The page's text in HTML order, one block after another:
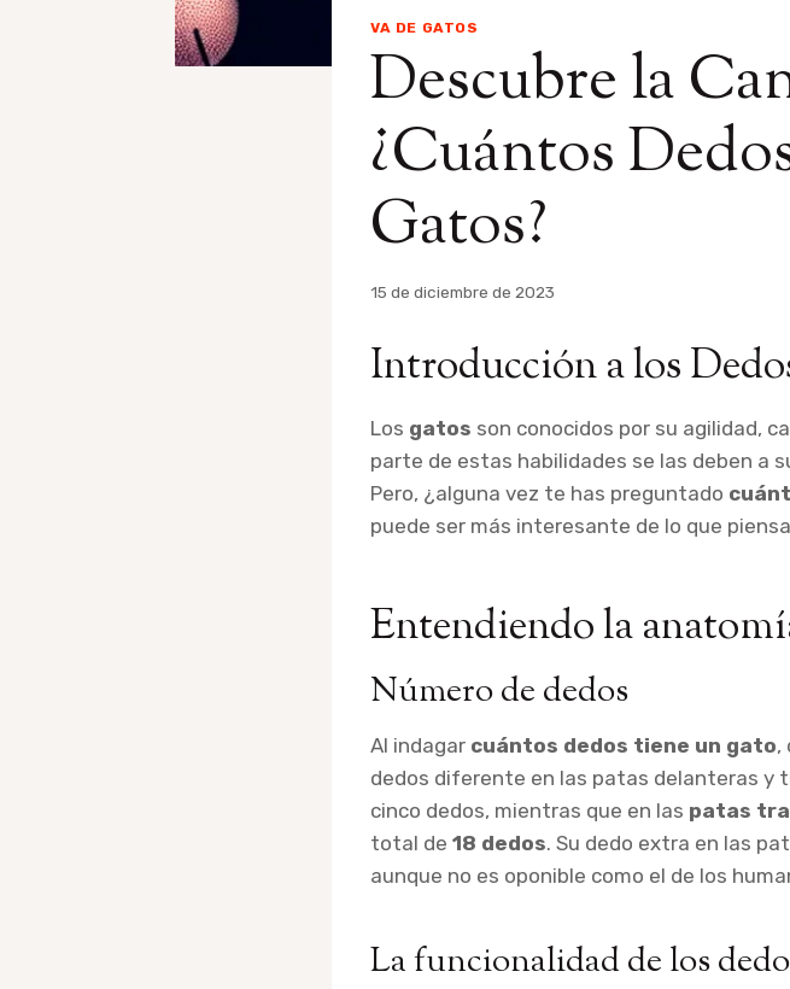
VA DE GATOS
Descubre la
¿Cuántos
Gatos?
Por
15 de diciembre de 2023
Introducción a los
Los gatos son conocidos por su agilidad,
parte de estas habilidades se las deben a
Pero, ¿alguna vez te has preguntado
puede ser más interesante de lo que
Entendiendo la
Número de dedos
Al indagar cuántos dedos tiene un gato,
dedos diferente en las patas delanteras y
cinco dedos, mientras que en las patas
total de 18 dedos. Su dedo extra en las
aunque no es oponible como el de los
La funcionalidad de los